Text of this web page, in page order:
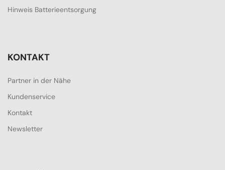
Hinweis Batterieentsorgung
KONTAKT
Partner in der Nähe
Kundenservice
Kontakt
Newsletter